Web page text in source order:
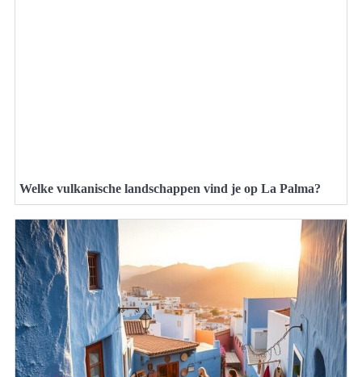
Welke vulkanische landschappen vind je op La Palma?